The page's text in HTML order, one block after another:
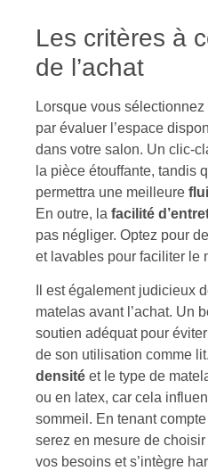
Les critères à
de l’achat
Lorsque vous
par évaluer l’espace
dans votre salon. Un clic-
la pièce étouffante, tandis
permettra une meilleure
En outre, la facilité
pas négliger. Optez pour
et lavables pour faciliter le
Il est également judicieux
matelas avant l’achat. Un
soutien adéquat pour
de son utilisation comme
densité et le type de
ou en latex, car cela
sommeil. En tenant
serez en mesure de
vos besoins et s’intègre